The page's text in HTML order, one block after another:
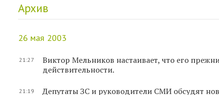
Архив
26 мая 2003
21:27
Виктор Мельников настаивает, что его
действительности.
21:19 Депутаты ЗС и руководители СМИ обсудят